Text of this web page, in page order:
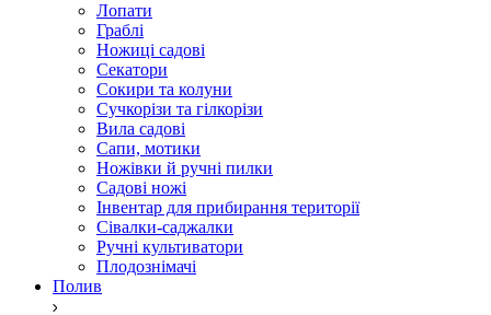
Лопати
Граблі
Ножиці садові
Секатори
Сокири та колуни
Сучкорізи та гілкорізи
Вила садові
Сапи, мотики
Ножівки й ручні пилки
Садові ножі
Інвентар для прибирання території
Сівалки-саджалки
Ручні культиватори
Плодознімачі
Полив